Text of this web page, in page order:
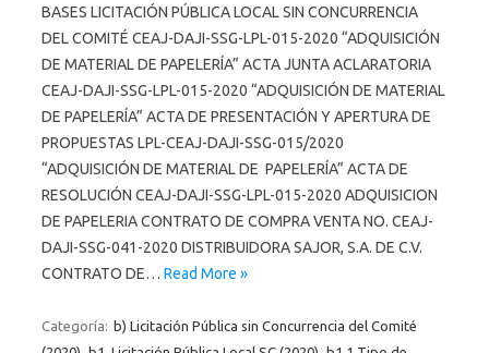
BASES LICITACIÓN PÚBLICA LOCAL SIN CONCURRENCIA
DEL COMITÉ CEAJ-DAJI-SSG-LPL-015-2020 “ADQUISICIÓN
DE MATERIAL DE PAPELERÍA” ACTA JUNTA ACLARATORIA
CEAJ-DAJI-SSG-LPL-015-2020 “ADQUISICIÓN DE MATERIAL
DE PAPELERÍA” ACTA DE PRESENTACIÓN Y APERTURA DE
PROPUESTAS LPL-CEAJ-DAJI-SSG-015/2020
“ADQUISICIÓN DE MATERIAL DE PAPELERÍA” ACTA DE
RESOLUCIÓN CEAJ-DAJI-SSG-LPL-015-2020 ADQUISICION
DE PAPELERIA CONTRATO DE COMPRA VENTA NO. CEAJ-
DAJI-SSG-041-2020 DISTRIBUIDORA SAJOR, S.A. DE C.V.
CONTRATO DE… Read More »
Categoría: b) Licitación Pública sin Concurrencia del Comité